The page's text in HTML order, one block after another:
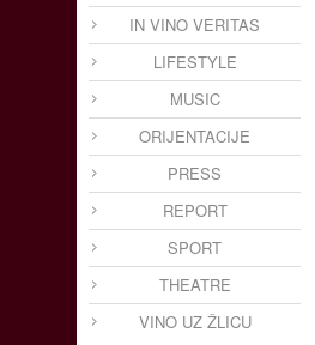
IN VINO VERITAS
LIFESTYLE
MUSIC
ORIJENTACIJE
PRESS
REPORT
SPORT
THEATRE
VINO UZ ŽLICU